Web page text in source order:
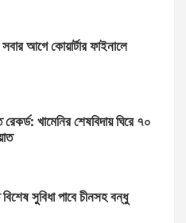
সবার আগে কোয়ার্টার ফাইনালে
খামেনির শেষবিদায় ঘিরে ৭০
সুবিধা পাবে চীনসহ বন্ধু